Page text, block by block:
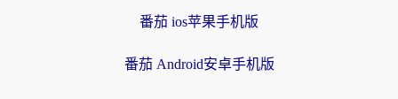
番茄 ios苹果手机版
番茄 Android安卓手机版